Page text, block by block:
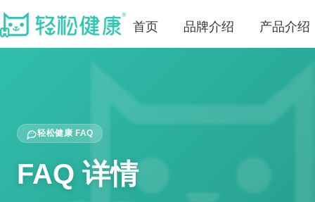
首页 品牌介绍 产品介绍
轻松健康 FAQ
FAQ 详情